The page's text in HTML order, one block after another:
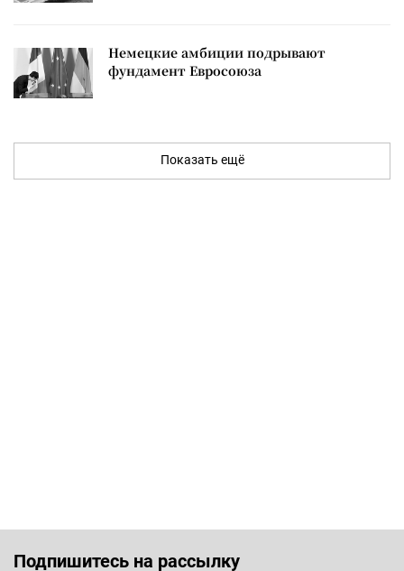
Немецкие амбиции подрывают
фундамент Евросоюза
Показать ещё
Подпишитесь на рассылку